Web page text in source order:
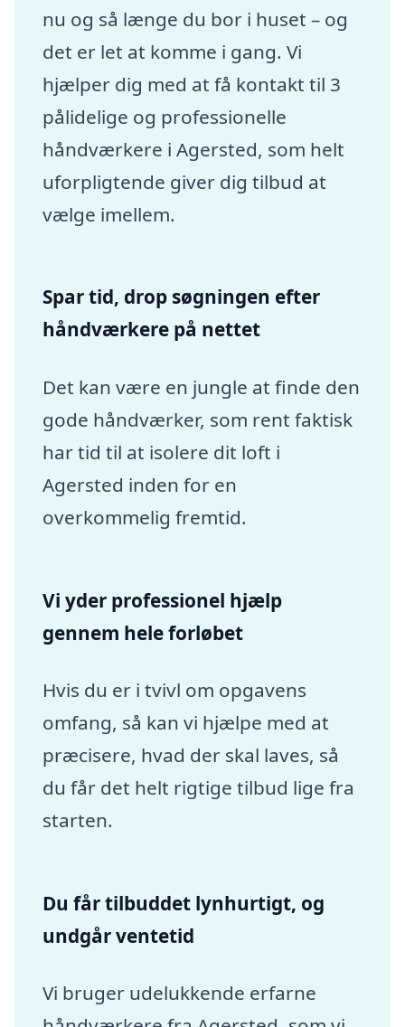
nu og så længe du bor i huset – og
det er let at komme i gang. Vi
hjælper dig med at få kontakt til 3
pålidelige og professionelle
håndværkere i Agersted, som helt
uforpligtende giver dig tilbud at
vælge imellem.
Spar tid, drop søgningen efter
håndværkere på nettet
Det kan være en jungle at finde den
gode håndværker, som rent faktisk
har tid til at isolere dit loft i
Agersted inden for en
overkommelig fremtid.
Vi yder professionel hjælp
gennem hele forløbet
Hvis du er i tvivl om opgavens
omfang, så kan vi hjælpe med at
præcisere, hvad der skal laves, så
du får det helt rigtige tilbud lige fra
starten.
Du får tilbuddet lynhurtigt, og
undgår ventetid
Vi bruger udelukkende erfarne